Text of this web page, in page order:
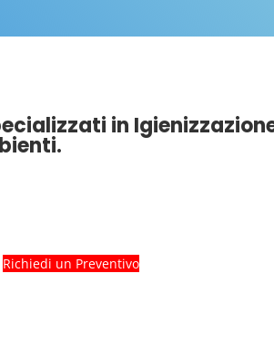
in
Richiedi un Preventivo